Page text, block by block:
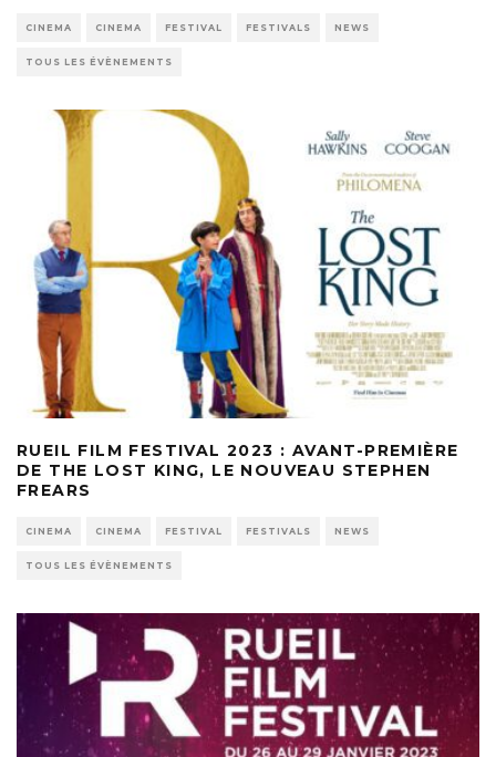
CINEMA CINEMA FESTIVAL FESTIVALS NEWS
TOUS LES ÉVÈNEMENTS
RUEIL FILM FESTIVAL 2023 : AVANT-PREMIÈRE
DE THE LOST KING, LE NOUVEAU STEPHEN
FREARS
CINEMA CINEMA FESTIVAL FESTIVALS NEWS
TOUS LES ÉVÈNEMENTS